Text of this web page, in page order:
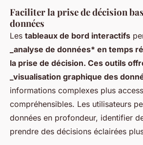
Faciliter la prise de décision
données
Les tableaux de bord interactifs
_analyse de données* en temps
la prise de décision. Ces outils
_visualisation graphique des
informations complexes plus
compréhensibles. Les utilisateurs
données en profondeur, identifier
prendre des décisions éclairées